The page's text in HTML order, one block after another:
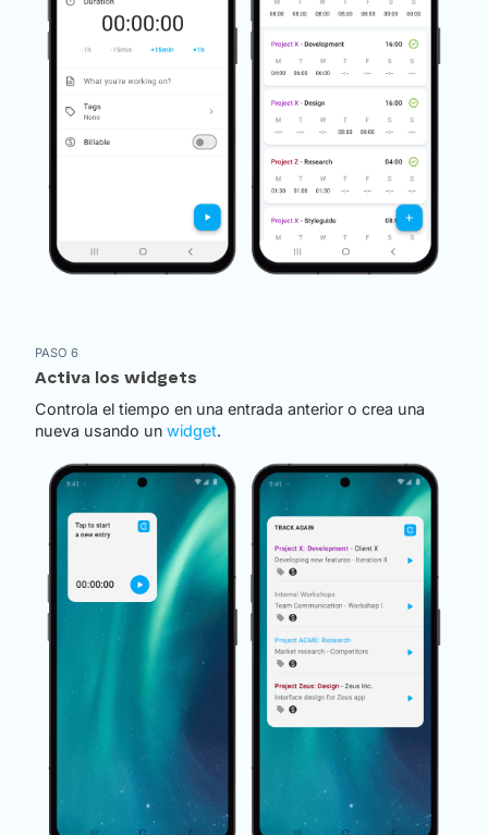
PASO 6
Activa los widgets
Controla el tiempo en una entrada anterior o crea una
nueva usando un widget.